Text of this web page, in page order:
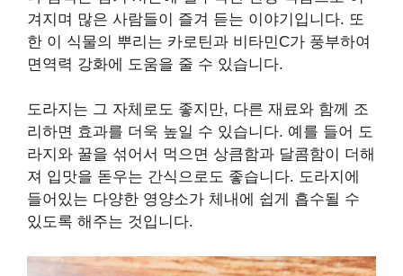
겨지며 많은 사람들이 즐겨 듣는 이야기입니다. 또
한 이 식물의 뿌리는 카로틴과 비타민C가 풍부하여
면역력 강화에 도움을 줄 수 있습니다.
도라지는 그 자체로도 좋지만, 다른 재료와 함께 조
리하면 효과를 더욱 높일 수 있습니다. 예를 들어 도
라지와 꿀을 섞어서 먹으면 상큼함과 달콤함이 더해
져 입맛을 돋우는 간식으로도 좋습니다. 도라지에
들어있는 다양한 영양소가 체내에 쉽게 흡수될 수
있도록 해주는 것입니다.